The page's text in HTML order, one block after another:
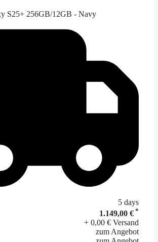
S25+ 256GB/12GB - Navy
5 days
1.149,00 € *
+ 0,00 € Versand
zum Angebot